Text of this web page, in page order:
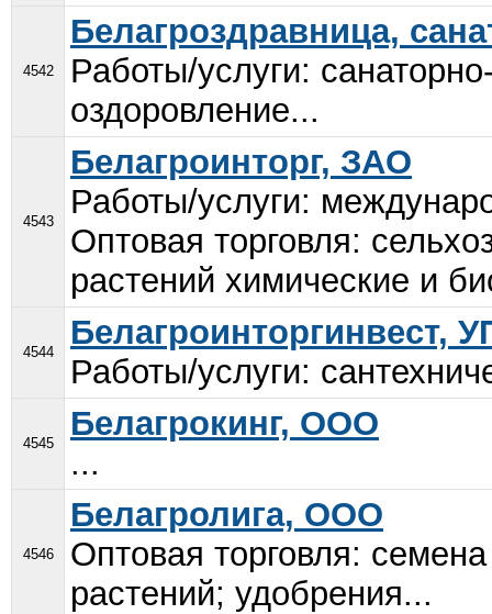
4542
Белагроздравница,
Работы/услуги:
оздоровление...
4543
Белагроинторг, ЗАО
Работы/услуги:
Оптовая торговля:
растений химические и
4544
Белагроинторгинвест,
Работы/услуги:
4545
Белагрокинг, ООО
...
4546
Белагролига, ООО
Оптовая торговля:
растений; удобрения...